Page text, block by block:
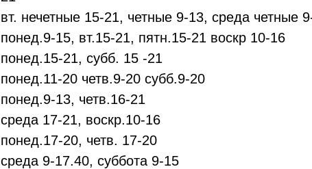
вт. нечетные 15-21, четные 9-13, среда четные
понед.9-15, вт.15-21, пятн.15-21 воскр 10-16
понед.15-21, субб. 15 -21
понед.11-20 четв.9-20 субб.9-20
понед.9-13, четв.16-21
среда 17-21, воскр.10-16
понед.17-20, четв. 17-20
среда 9-17.40, суббота 9-15